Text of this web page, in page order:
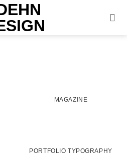
MAGAZINE
PORTFOLIO TYPOGRAPHY